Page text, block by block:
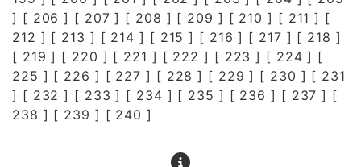
] [ 206 ] [ 207 ] [ 208 ] [ 209 ] [ 210 ] [ 211 ] [
212 ] [ 213 ] [ 214 ] [ 215 ] [ 216 ] [ 217 ] [ 218 ]
[ 219 ] [ 220 ] [ 221 ] [ 222 ] [ 223 ] [ 224 ] [
225 ] [ 226 ] [ 227 ] [ 228 ] [ 229 ] [ 230 ] [ 231
] [ 232 ] [ 233 ] [ 234 ] [ 235 ] [ 236 ] [ 237 ] [
238 ] [ 239 ] [ 240 ]